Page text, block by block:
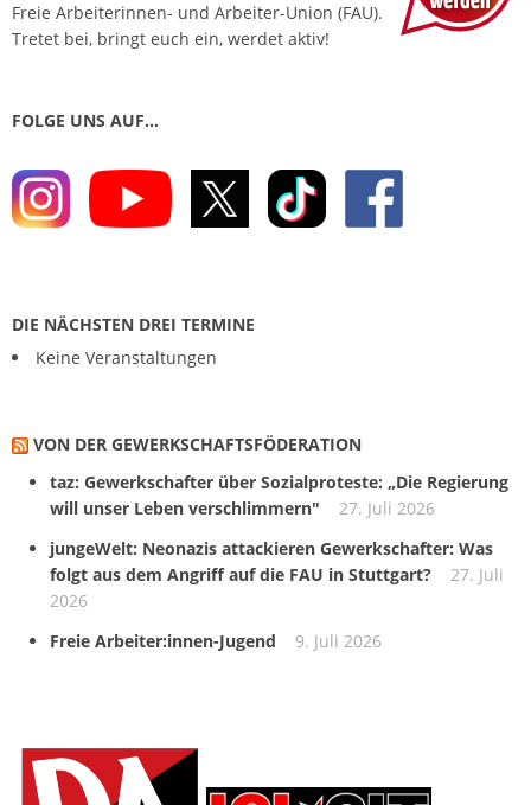
Freie Arbeiterinnen- und Arbeiter-Union (FAU).
Tretet bei, bringt euch ein, werdet aktiv!
FOLGE UNS AUF…
DIE NÄCHSTEN DREI TERMINE
Keine Veranstaltungen
VON DER GEWERKSCHAFTS­FÖDERATION
taz: Gewerkschafter über Sozialproteste: „Die Regierung
will unser Leben verschlimmern"
27. Juli 2026
jungeWelt: Neonazis attackieren Gewerkschafter: Was
folgt aus dem Angriff auf die FAU in Stuttgart?
27. Juli
2026
Freie Arbeiter:innen-Jugend
9. Juli 2026